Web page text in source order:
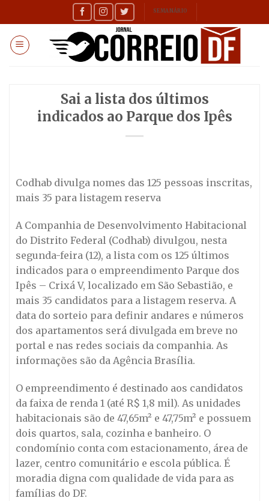
to
content
SEMANÁRIO
Sai a lista dos últimos
indicados ao Parque dos Ipês
Codhab divulga nomes das 125 pessoas inscritas,
mais 35 para listagem reserva
A Companhia de Desenvolvimento Habitacional
do Distrito Federal (Codhab) divulgou, nesta
segunda-feira (12), a lista com os 125 últimos
indicados para o empreendimento Parque dos
Ipês – Crixá V, localizado em São Sebastião, e
mais 35 candidatos para a listagem reserva. A
data do sorteio para definir andares e números
dos apartamentos será divulgada em breve no
portal e nas redes sociais da companhia. As
informações são da Agência Brasília.
O empreendimento é destinado aos candidatos
da faixa de renda 1 (até R$ 1,8 mil). As unidades
habitacionais são de 47,65m² e 47,75m² e possuem
dois quartos, sala, cozinha e banheiro. O
condomínio conta com estacionamento, área de
lazer, centro comunitário e escola pública. É
moradia digna com qualidade de vida para as
famílias do DF.